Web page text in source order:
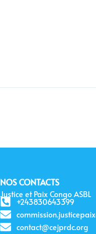
NOS CONTACTS
Justice et Paix Congo ASBL
+243830643399
contact@cejprdc.org